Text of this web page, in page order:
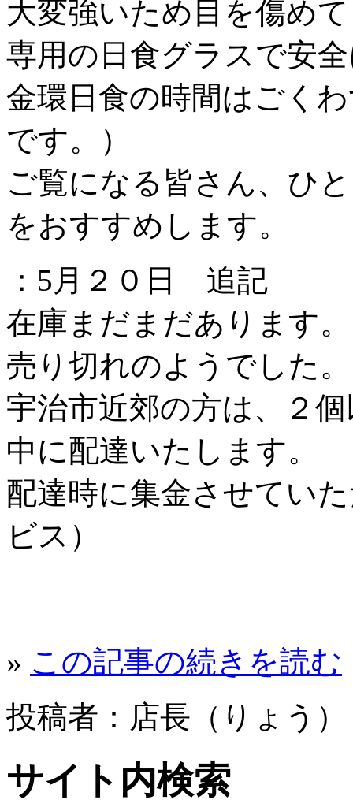
大変強いため目を傷め
専用の日食グラスで安
金環日食の時間はごく
です。）
ご覧になる皆さん、ひ
をおすすめします。
：5月２０日 追記
在庫まだまだあります
売り切れのようでした
宇治市近郊の方は、２
中に配達いたします。
配達時に集金させてい
ビス）
» この記事の続きを読む
投稿者：店長（りょう
サイト内検索